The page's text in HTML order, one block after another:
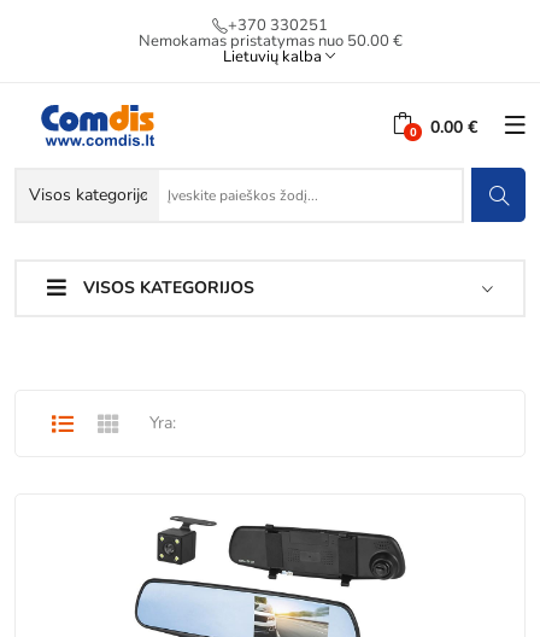
+370 330251
Nemokamas pristatymas nuo 50.00 €
Lietuvių kalba
0.00 €
VISOS KATEGORIJOS
Yra: